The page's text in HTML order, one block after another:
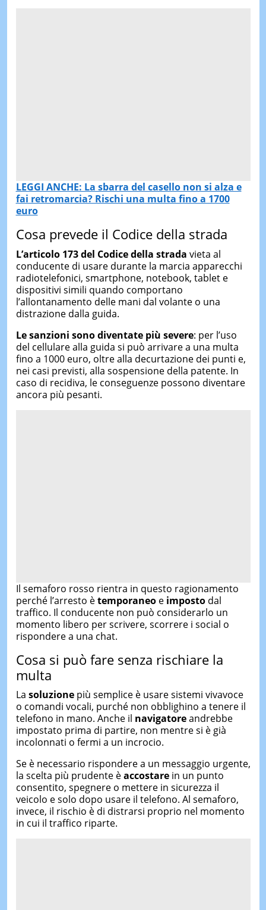
LEGGI ANCHE: La sbarra del casello non si alza e
fai retromarcia? Rischi una multa fino a 1700
euro
Cosa prevede il Codice della strada
L’articolo 173 del Codice della strada vieta al
conducente di usare durante la marcia apparecchi
radiotelefonici, smartphone, notebook, tablet e
dispositivi simili quando comportano
l’allontanamento delle mani dal volante o una
distrazione dalla guida.
Le sanzioni sono diventate più severe: per l’uso
del cellulare alla guida si può arrivare a una multa
fino a 1000 euro, oltre alla decurtazione dei punti e,
nei casi previsti, alla sospensione della patente. In
caso di recidiva, le conseguenze possono diventare
ancora più pesanti.
Il semaforo rosso rientra in questo ragionamento
perché l’arresto ètemporaneoe impostodal
traffico. Il conducente non può considerarlo un
momento libero per scrivere, scorrere i social o
rispondere a una chat.
Cosa si può fare senza rischiare la
multa
La soluzionepiù semplice è usare sistemi vivavoce
o comandi vocali, purché non obblighino a tenere il
telefono in mano. Anche il navigatoreandrebbe
impostato prima di partire, non mentre si è già
incolonnati o fermi a un incrocio.
Se è necessario rispondere a un messaggio urgente,
la scelta più prudente èaccostarein un punto
consentito, spegnere o mettere in sicurezza il
veicolo e solo dopo usare il telefono. Al semaforo,
invece, il rischio è di distrarsi proprio nel momento
in cui il traffico riparte.